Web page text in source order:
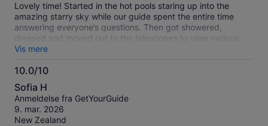
Lovely time! Started in the hot pools staring up into the
amazing starry sky while our guide spent the entire time
answering everyone’s questions. Then got showered,
dressed and moved out to the telescopes to view various
stars and galaxies. Very knowledgeable guide. Towels, robes
and showers provided for pools. Blankets provided for
telescope viewing.
Vis mere
10.0/10
10.0
ud
af
10
Sofia H
Anmeldelse fra GetYourGuide
9. mar. 2026
New Zealand